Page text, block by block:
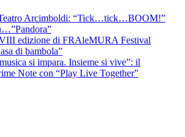
Arcimboldi: “Tick…tick…BOOM!”
edizione di FRAleMURA Festival
di bambola”
si impara. Insieme si vive”: il
Note con “Play Live Together”